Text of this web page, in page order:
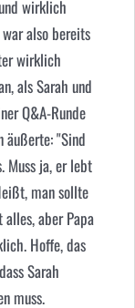
wirklich
also bereits
wirklich
als Sarah und
Q&A-Runde
äußerte: "Sind
Muss ja, er lebt
man sollte
aber Papa
Hoffe, das
Sarah
muss.